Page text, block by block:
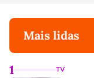
Mais lidas
1 TV